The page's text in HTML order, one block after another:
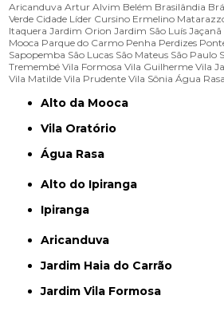
Aricanduva Artur Alvim Belém Brasilândia
Verde Cidade Líder Cursino Ermelino
Itaquera Jardim Orion Jardim São Luís Jaçanã
Mooca Parque do Carmo Penha Perdizes
Sapopemba São Lucas São Mateus São Paulo
Tremembé Vila Formosa Vila Guilherme Vila
Vila Matilde Vila Prudente Vila Sônia Água Rasa
Alto da Mooca
Vila Oratório
Água Rasa
Alto do Ipiranga
Ipiranga
Aricanduva
Jardim Haia do Carrão
Jardim Vila Formosa